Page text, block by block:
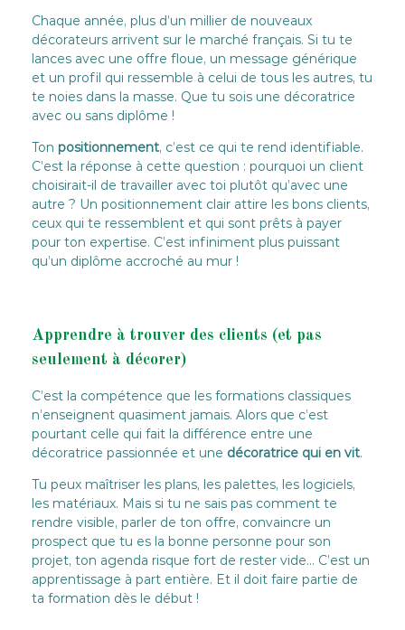
Chaque année, plus d’un millier de nouveaux
décorateurs arrivent sur le marché français. Si tu te
lances avec une offre floue, un message générique
et un profil qui ressemble à celui de tous les autres, tu
te noies dans la masse. Que tu sois une décoratrice
avec ou sans diplôme !
Ton positionnement, c’est ce qui te rend identifiable.
C’est la réponse à cette question : pourquoi un client
choisirait-il de travailler avec toi plutôt qu’avec une
autre ? Un positionnement clair attire les bons clients,
ceux qui te ressemblent et qui sont prêts à payer
pour ton expertise. C’est infiniment plus puissant
qu’un diplôme accroché au mur !
Apprendre à trouver des clients (et pas
seulement à décorer)
C’est la compétence que les formations classiques
n’enseignent quasiment jamais. Alors que c’est
pourtant celle qui fait la différence entre une
décoratrice passionnée et une décoratrice qui en vit.
Tu peux maîtriser les plans, les palettes, les logiciels,
les matériaux. Mais si tu ne sais pas comment te
rendre visible, parler de ton offre, convaincre un
prospect que tu es la bonne personne pour son
projet, ton agenda risque fort de rester vide… C’est un
apprentissage à part entière. Et il doit faire partie de
ta formation dès le début !